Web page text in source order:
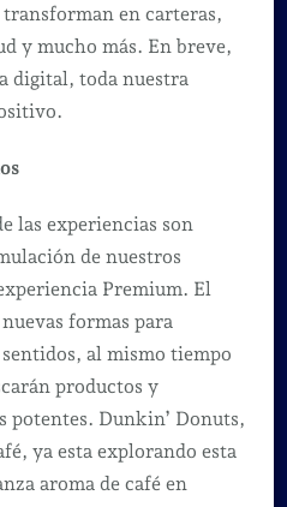
en carteras,
y mucho más. En breve,
digital, toda nuestra
las experiencias son
de nuestros
Premium. El
formas para
al mismo tiempo
productos y
potentes. Dunkin’ Donuts,
ya esta explorando esta
aroma de café en